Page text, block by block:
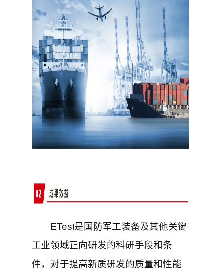
ETest是国防军工装备及其他关键
工业领域正向研发的科研手段和条
件，对于提高新质研发的质量和性能